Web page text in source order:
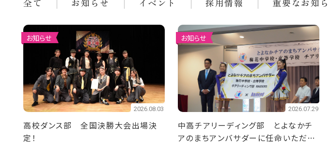
お知らせ
2026.08.03
高校ダンス部 全国決勝大会出場決
定！
お知らせ
2026.07.29
中高チアリーディング部 ​とよなかチ
アのまちアンバサダーに任命いただき